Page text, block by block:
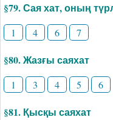
§79. Сая хат, оның
1 4 6 7
§80. Жазғы саяхат
1 3 4 5 6
§81. Қысқы саяхат